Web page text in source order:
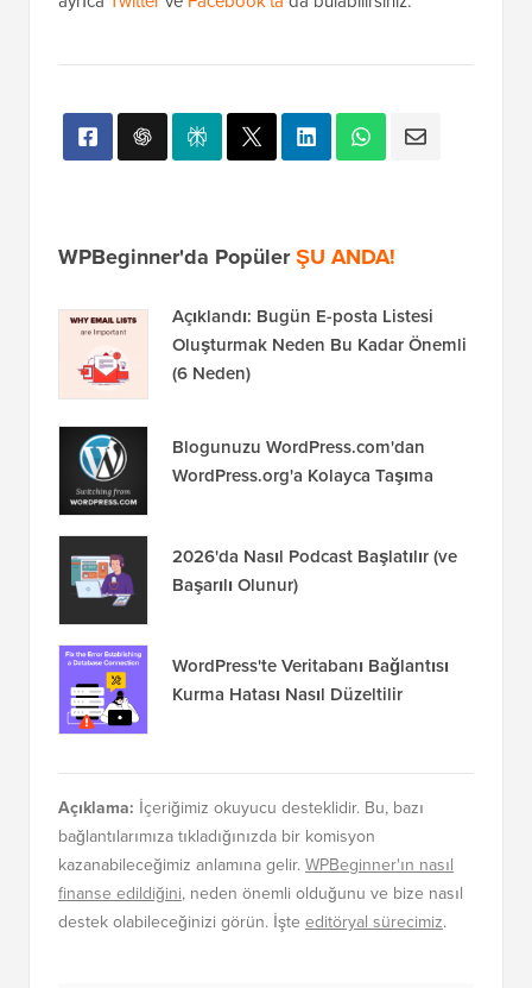
WPBeginner'da PopülerŞU ANDA!
Açıklandı: Bugün E-posta Listesi
Oluşturmak Neden Bu Kadar Önemli
(6 Neden)
Blogunuzu WordPress.com'dan
WordPress.org'a Kolayca Taşıma
2026'da Nasıl Podcast Başlatılır (ve
Başarılı Olunur)
WordPress'te Veritabanı Bağlantısı
Kurma Hatası Nasıl Düzeltilir
Açıklama: İçeriğimiz okuyucu desteklidir. Bu, bazı
bağlantılarımıza tıkladığınızda bir komisyon
kazanabileceğimiz anlamına gelir. WPBeginner'ın nasıl
finanse edildiğini, neden önemli olduğunu ve bize nasıl
destek olabileceğinizi görün. İşte editöryal sürecimiz.